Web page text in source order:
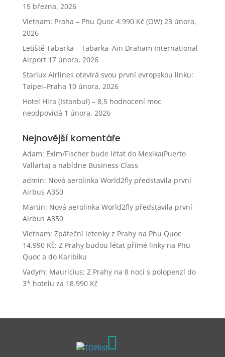
15 března, 2026
Vietnam: Praha – Phu Quoc 4.990 Kč (OW) 23 února,
2026
Letiště Tabarka – Tabarka–Aïn Draham International
Airport 17 února, 2026
Starlux Airlines otevírá svou první evropskou linku:
Taipei–Praha 10 února, 2026
Hotel Hira (Istanbul) – 8,5 hodnocení moc
neodpovídá 1 února, 2026
Nejnovější komentáře
Adam: Exim/Fischer bude létat do Mexika(Puerto
Vallarta) a nabídne Business Class
admin: Nová aerolinka World2fly představila první
Airbus A350
Martin: Nová aerolinka World2fly představila první
Airbus A350
Vietnam: Zpáteční letenky z Prahy na Phu Quoc
14.990 Kč: Z Prahy budou létat přímé linky na Phu
Quoc a do Karibiku
Vadym: Mauricius: Z Prahy na 8 nocí s polopenzí do
3* hotelu za 18.990 Kč
